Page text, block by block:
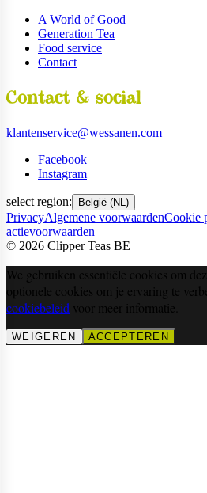
A World of Good
Generation Tea
Food service
Contact
Contact & social
klantenservice@wessanen.com
Facebook
Instagram
select region: België (NL)
PrivacyAlgemene voorwaardenCookie
actievoorwaarden
© 2026 Clipper Teas BE
We gebruiken essentiële cookies om
optionele cookies om je ervaring te
cookiebeleid voor meer informatie.
WEIGEREN ACCEPTEREN